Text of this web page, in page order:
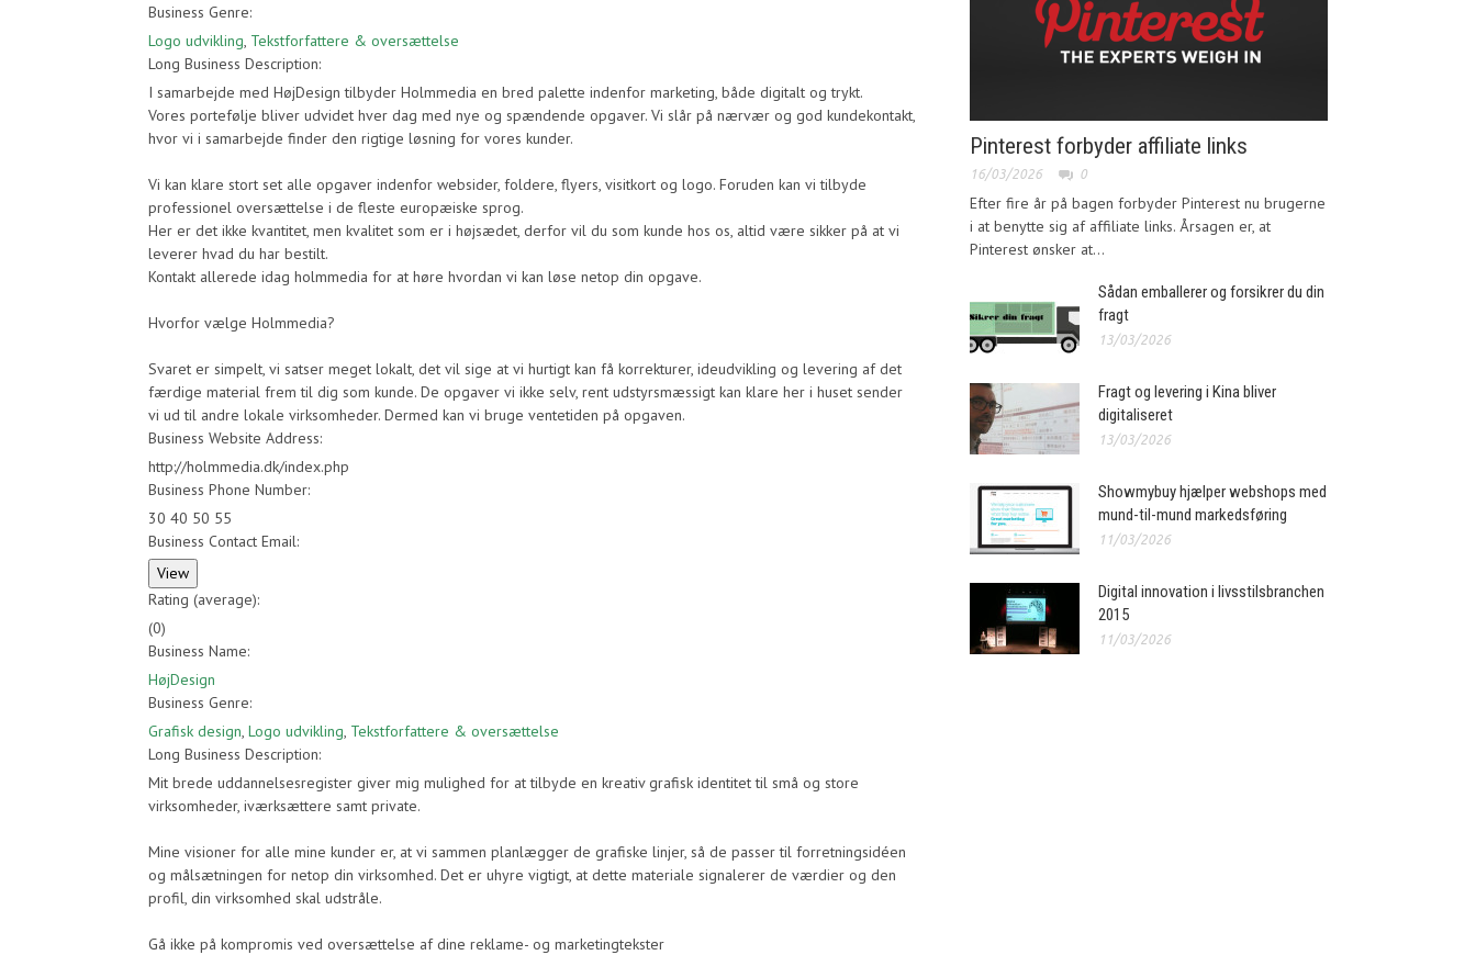
Business Genre:
Logo udvikling Tekstforfattere & oversættelse
Long Business Description:
I samarbejde med HøjDesign tilbyder Holmmedia en bred palette indenfor marketing, både digitalt og trykt.
Vores portefølje bliver udvidet hver dag med nye og spændende opgaver. Vi slår på nærvær og god kundekontakt,
hvor vi i samarbejde finder den rigtige løsning for vores kunder.
Vi kan klare stort set alle opgaver indenfor websider, foldere, flyers, visitkort og logo. Foruden kan vi tilbyde
professionel oversættelse i de fleste europæiske sprog.
Her er det ikke kvantitet, men kvalitet som er i højsædet, derfor vil du som kunde hos os, altid være sikker på at vi
leverer hvad du har bestilt.
Kontakt allerede idag holmmedia for at høre hvordan vi kan løse netop din opgave.
Hvorfor vælge Holmmedia?
Svaret er simpelt, vi satser meget lokalt, det vil sige at vi hurtigt kan få korrekturer, ideudvikling og levering af det
færdige material frem til dig som kunde. De opgaver vi ikke selv, rent udstyrsmæssigt kan klare her i huset sender
vi ud til andre lokale virksomheder. Dermed kan vi bruge ventetiden på opgaven.
Business Website Address:
http://holmmedia.dk/index.php
Business Phone Number:
30 40 50 55
Business Contact Email:
Rating (average):
(0)
Business Name:
HøjDesign
Business Genre:
Grafisk design Logo udvikling Tekstforfattere & oversættelse
Long Business Description:
Mit brede uddannelsesregister giver mig mulighed for at tilbyde en kreativ grafisk identitet til små og store
virksomheder, iværksættere samt private.
Mine visioner for alle mine kunder er, at vi sammen planlægger de grafiske linjer, så de passer til forretningsidéen
og målsætningen for netop din virksomhed. Det er uhyre vigtigt, at dette materiale signalerer de værdier og den
profil, din virksomhed skal udstråle.
Gå ikke på kompromis ved oversættelse af dine reklame- og marketingtekster
Pinterest forbyder affiliate links
16/03/2026 0
Efter fire år på bagen forbyder Pinterest nu brugerne
i at benytte sig af affiliate links. Årsagen er, at
Pinterest ønsker at...
Sådan emballerer og forsikrer du din
fragt
13/03/2026
Fragt og levering i Kina bliver
digitaliseret
13/03/2026
Showmybuy hjælper webshops med
mund-til-mund markedsføring
11/03/2026
Digital innovation i livsstilsbranchen
2015
11/03/2026